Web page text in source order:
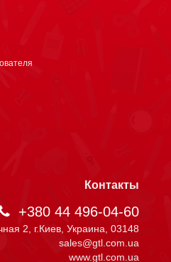
Контакты
+380 44 496-04-60
2, г.Киев, Украина, 03148
sales@gtl.com.ua
www.gtl.com.ua